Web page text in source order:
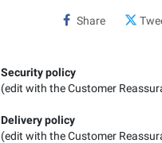
Share
Security policy
(edit with the Customer
Delivery policy
(edit with the Customer